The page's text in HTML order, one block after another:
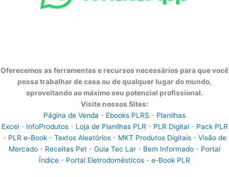
Oferecemos as ferramentas e recursos necessários para que você
possa trabalhar de casa ou de qualquer lugar do mundo,
aproveitando ao máximo seu potencial profissional.
Visite nossos Sites:
Página de Venda - Ebooks PLRS - Planilhas
Excel- InfoProdutos- Loja de Planilhas PLR - PLR Digital- Pack PLR
- PLR e-Book- Textos Aleatórios- MKT Produtos Digitais- Visão de
Mercado - Receitas Pet - Guia Tec Lar - Bem Informado - Portal
Índice - Portal Eletrodomésticos - e-Book PLR